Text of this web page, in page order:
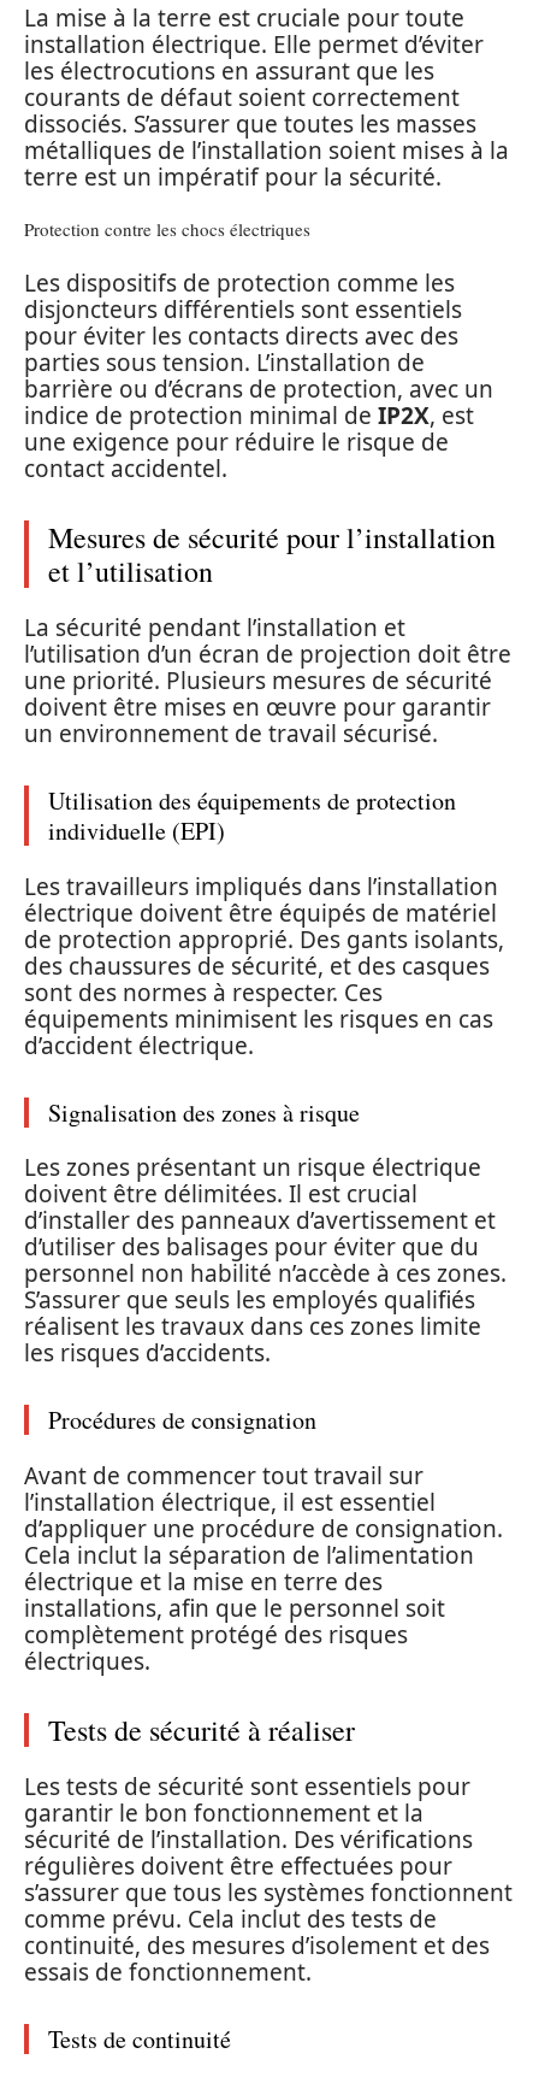
La mise à la terre est cruciale pour toute
installation électrique. Elle permet d’éviter
les électrocutions en assurant que les
courants de défaut soient correctement
dissociés. S’assurer que toutes les masses
métalliques de l’installation soient mises à la
terre est un impératif pour la sécurité.
Protection contre les chocs électriques
Les dispositifs de protection comme les
disjoncteurs différentiels sont essentiels
pour éviter les contacts directs avec des
parties sous tension. L’installation de
barrière ou d’écrans de protection, avec un
indice de protection minimal de IP2X, est
une exigence pour réduire le risque de
contact accidentel.
Mesures de sécurité pour l’installation
et l’utilisation
La sécurité pendant l’installation et
l’utilisation d’un écran de projection doit être
une priorité. Plusieurs mesures de sécurité
doivent être mises en œuvre pour garantir
un environnement de travail sécurisé.
Utilisation des équipements de protection
individuelle (EPI)
Les travailleurs impliqués dans l’installation
électrique doivent être équipés de matériel
de protection approprié. Des gants isolants,
des chaussures de sécurité, et des casques
sont des normes à respecter. Ces
équipements minimisent les risques en cas
d’accident électrique.
Signalisation des zones à risque
Les zones présentant un risque électrique
doivent être délimitées. Il est crucial
d’installer des panneaux d’avertissement et
d’utiliser des balisages pour éviter que du
personnel non habilité n’accède à ces zones.
S’assurer que seuls les employés qualifiés
réalisent les travaux dans ces zones limite
les risques d’accidents.
Procédures de consignation
Avant de commencer tout travail sur
l’installation électrique, il est essentiel
d’appliquer une procédure de consignation.
Cela inclut la séparation de l’alimentation
électrique et la mise en terre des
installations, afin que le personnel soit
complètement protégé des risques
électriques.
Tests de sécurité à réaliser
Les tests de sécurité sont essentiels pour
garantir le bon fonctionnement et la
sécurité de l’installation. Des vérifications
régulières doivent être effectuées pour
s’assurer que tous les systèmes fonctionnent
comme prévu. Cela inclut des tests de
continuité, des mesures d’isolement et des
essais de fonctionnement.
Tests de continuité